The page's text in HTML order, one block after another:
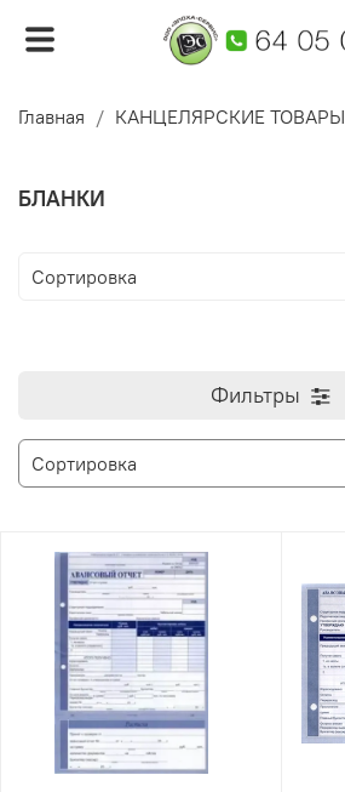
Главная КАНЦЕЛЯРСКИЕ ТОВАРЫ
БЛАНКИ
Фильтры